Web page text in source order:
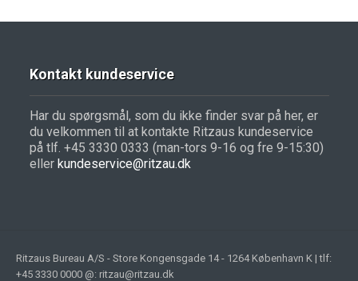
Kontakt kundeservice
Har du spørgsmål, som du ikke finder svar på her, er
du velkommen til at kontakte Ritzaus kundeservice
på tlf. +45 3330 0333 (man-tors 9-16 og fre 9-15:30)
eller kundeservice@ritzau.dk
Ritzaus Bureau A/S - Store Kongensgade 14 - 1264 København K | tlf:
+45 3330 0000 @: ritzau@ritzau.dk